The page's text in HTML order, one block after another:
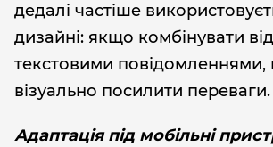
дедалі частіше
дизайні: якщо комбінувати
текстовими повідомленнями,
візуально посилити переваги.
Адаптація під мобільні